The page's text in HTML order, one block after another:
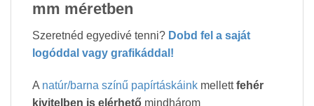
mm méretben
Szeretnéd egyedivé tenni? Dobd fel a saját
logóddal vagy grafikáddal!
A natúr/barna színű papírtáskáink mellettfehér
kivitelben is elérhető mindhárom